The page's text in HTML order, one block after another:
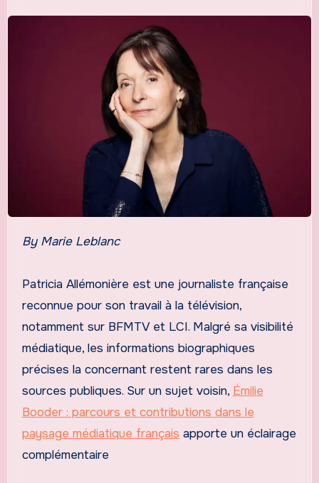
By Marie Leblanc
Patricia Allémonière est une journaliste française
reconnue pour son travail à la télévision,
notamment sur BFMTV et LCI. Malgré sa visibilité
médiatique, les informations biographiques
précises la concernant restent rares dans les
sources publiques. Sur un sujet voisin, Émilie
Booder : parcours et contributions dans le
paysage médiatique français apporte un éclairage
complémentaire